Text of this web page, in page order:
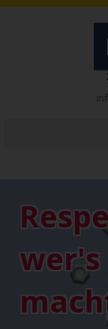
Schiebetore
Referenzen
Tore
ALUMINIUM